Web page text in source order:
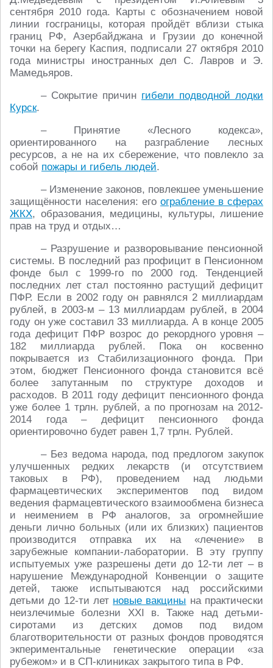
сентября 2010 года. Карты с обозначением новой
линии госграницы, которая пройдёт вблизи стыка
границ РФ, Азербайджана и Грузии до конечной
точки на берегу Каспия, подписали 27 октября 2010
года министры иностранных дел С. Лавров и Э.
Мамедьяров.
– Сокрытие причин гибели подводной лодки
Курск.
– Принятие «Лесного кодекса»,
ориентированного на разграбление лесных
ресурсов, а не на их сбережение, что повлекло за
собой пожары и гибель людей.
– Изменение законов, повлекшее уменьшение
защищённости населения: его ограбление в сферах
ЖКХ, образования, медицины, культуры, лишение
прав на труд и отдых…
– Разрушение и разворовывание пенсионной
системы. В последний раз профицит в Пенсионном
фонде был с 1999-го по 2000 год. Тенденцией
последних лет стал постоянно растущий дефицит
ПФР. Если в 2002 году он равнялся 2 миллиардам
рублей, в 2003-м – 13 миллиардам рублей, в 2004
году он уже составил 33 миллиарда. А в конце 2005
года дефицит ПФР возрос до рекордного уровня –
182 миллиарда рублей. Пока он косвенно
покрывается из Стабилизационного фонда. При
этом, бюджет Пенсионного фонда становится всё
более запутанным по структуре доходов и
расходов. В 2011 году дефицит пенсионного фонда
уже более 1 трлн. рублей, а по прогнозам на 2012-
2014 года – дефицит пенсионного фонда
ориентировочно будет равен 1,7 трлн. Рублей.
– Без ведома народа, под предлогом закупок
улучшенных редких лекарств (и отсутствием
таковых в РФ), проведением над людьми
фармацевтических экспериментов под видом
ведения фармацевтического взаимообмена бизнеса
и неимением в РФ аналогов, за огромнейшие
деньги лично больных (или их близких) пациентов
производится отправка их на «лечение» в
зарубежные компании-лаборатории. В эту группу
испытуемых уже разрешены дети до 12-ти лет – в
нарушение Международной Конвенции о защите
детей, также испытываются над российскими
детьми до 12-ти лет новые вакцины на практически
неизлечимые болезни XXI в. Также над детьми-
сиротами из детских домов под видом
благотворительности от разных фондов проводятся
экпериментальные генетические операции «за
рубежом» и в СП-клиниках закрытого типа в РФ.